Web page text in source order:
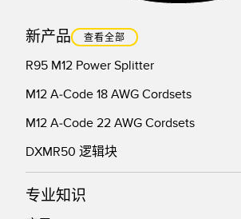
新产品 查看全部
R95 M12 Power Splitter
M12 A-Code 18 AWG Cordsets
M12 A-Code 22 AWG Cordsets
DXMR50 逻辑块
专业知识